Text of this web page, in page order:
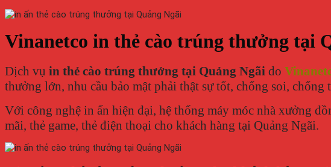
Vinanetco in thẻ cào trúng thưởng tại
Dịch vụ in thẻ cào trúng thưởng tại Quảng Ngãi do
thưởng lớn, nhu cầu bảo mật phải thật sự tốt, chống soi,
Với công nghệ in ấn hiện đại, hệ thống máy móc nhà xưởng
mãi, thẻ game, thẻ điện thoại cho khách hàng tại Quảng Ngãi.